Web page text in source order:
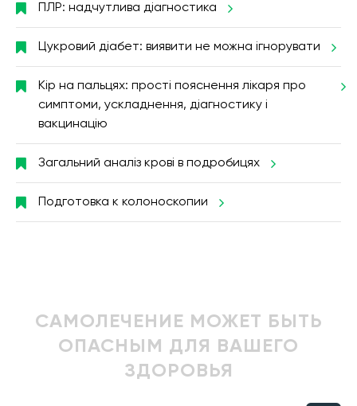
ПЛР: надчутлива діагностика
Цукровий діабет: виявити не можна ігнорувати
Кір на пальцях: прості пояснення лікаря про
симптоми, ускладнення, діагностику і
вакцинацію
Загальний аналіз крові в подробицях
Подготовка к колоноскопии
САМОЛЕЧЕНИЕ МОЖЕТ БЫТЬ
ОПАСНЫМ ДЛЯ ВАШЕГО
ЗДОРОВЬЯ